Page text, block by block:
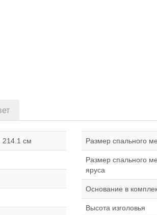
214.1 см Размер спального
Размер спального
яруса
Основание в
Высота изголовья